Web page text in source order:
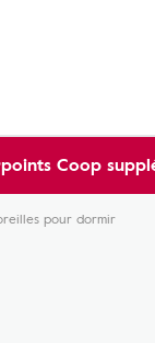
Coop
pour dormir